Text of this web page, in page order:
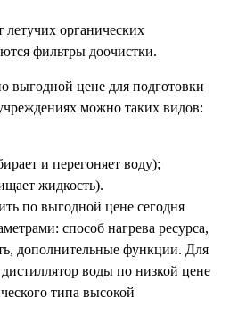
летучих органических
фильтры доочистки.
выгодной цене для подготовки
можно таких видов:
и перегоняет воду);
жидкость).
по выгодной цене сегодня
способ нагрева ресурса,
дополнительные функции. Для
воды по низкой цене
типа высокой